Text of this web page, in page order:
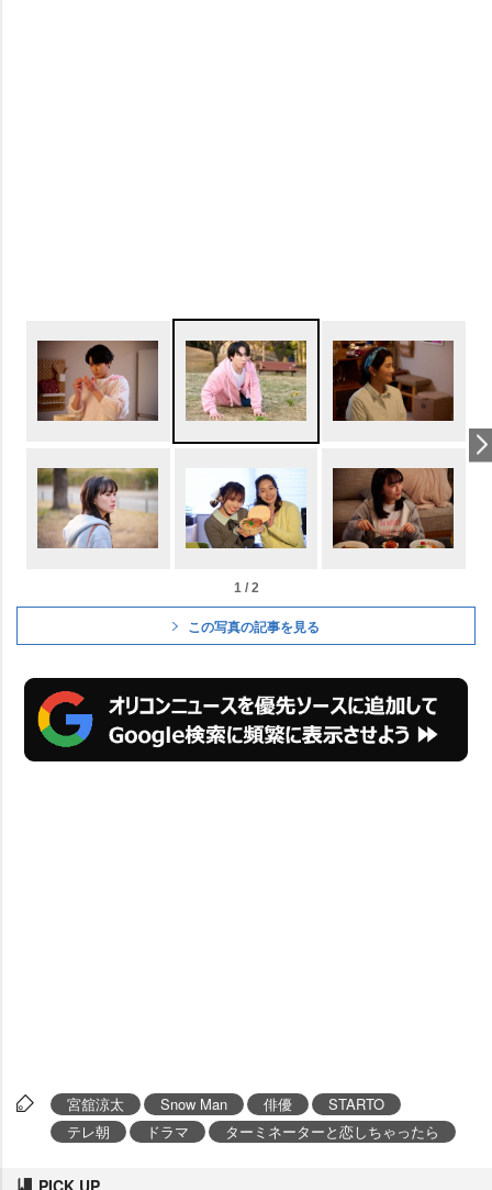
1 / 2
この写真の記事を見る
宮舘涼太 Snow Man 俳優
STARTO
テレ朝
ドラマ ターミネーターと恋しちゃったら
PICK UP